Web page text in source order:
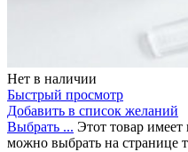
Нет в наличии
Быстрый просмотр
Добавить в список желаний
Выбрать ... Этот товар
можно выбрать на странице